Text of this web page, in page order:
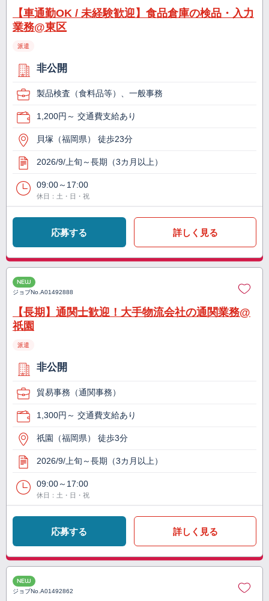
【車通勤OK / 未経験歓迎】食品倉庫の検品・入力
業務@東区
派遣
非公開
製品検査（食料品等）、一般事務
1,200円～ 交通費支給あり
貝塚（福岡県） 徒歩23分
2026/9/上旬～長期（3カ月以上）
09:00～17:00
休日：土・日・祝
応募する 詳しく見る
NEW
ジョブNo.A01492888
【長期】通関士歓迎！大手物流会社の通関業務@
祇園
派遣
非公開
貿易事務（通関事務）
1,300円～ 交通費支給あり
祇園（福岡県） 徒歩3分
2026/9/上旬～長期（3カ月以上）
09:00～17:00
休日：土・日・祝
応募する 詳しく見る
NEW
ジョブNo.A01492862